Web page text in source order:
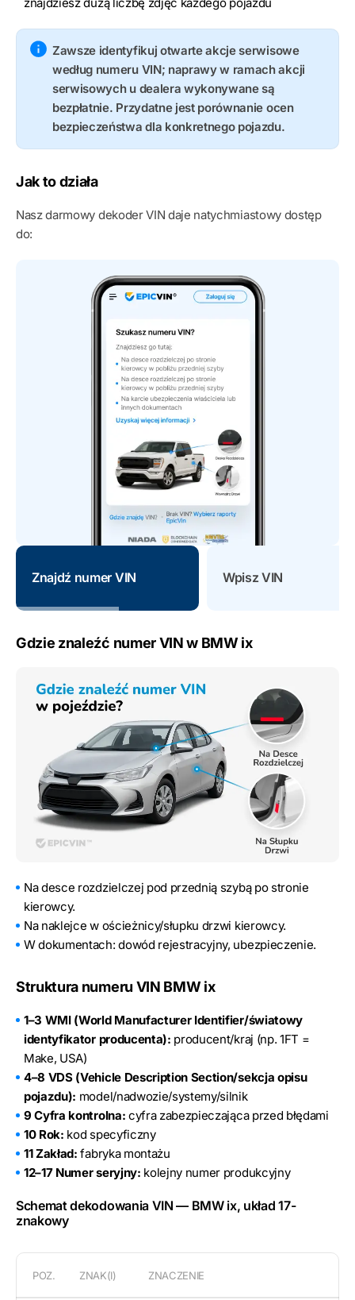
Zawsze identyfikuj otwarte akcje serwisowe
według numeru VIN; naprawy w ramach akcji
serwisowych u dealera wykonywane są
bezpłatnie. Przydatne jest porównanie ocen
bezpieczeństwa dla konkretnego pojazdu.
Jak to działa
Nasz darmowy dekoder VIN daje natychmiastowy dostęp
do:
Znajdź numer VIN Wpisz VIN
Gdzie znaleźć numer VIN w BMW ix
Na desce rozdzielczej pod przednią szybą po stronie
kierowcy.
Na naklejce w ościeżnicy/słupku drzwi kierowcy.
W dokumentach: dowód rejestracyjny, ubezpieczenie.
Struktura numeru VIN BMW ix
1–3 WMI (World Manufacturer Identifier/światowy
identyfikator producenta): producent/kraj (np. 1FT =
Make, USA)
4–8 VDS (Vehicle Description Section/sekcja opisu
pojazdu): model/nadwozie/systemy/silnik
9 Cyfra kontrolna: cyfra zabezpieczająca przed błędami
10 Rok: kod specyficzny
11 Zakład: fabryka montażu
12–17 Numer seryjny: kolejny numer produkcyjny
Schemat dekodowania VIN — BMW ix, układ 17-
znakowy
POZ. ZNAK(I) ZNACZENIE